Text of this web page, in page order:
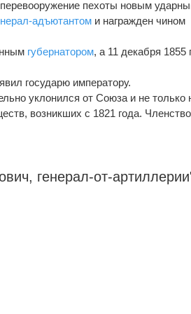
пехоты новым
адъютантом и награжден чином
губернатором, а 11 декабря 1855
государю императору.
уклонился от Союза и не только
возникших с 1821 года. Членство
генерал-от-артиллерии